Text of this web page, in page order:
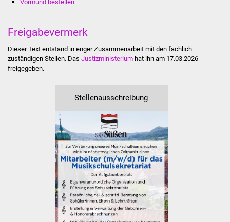
Dienstleistungen
Lebenslagen
Formulare
Bürgerinfos
Bildung
Vormund bestellen
Freigabevermerk
Dieser Text entstand in enger Zusammenarbeit mit den fachlich
zuständigen Stellen. Das Justizministeriumhat ihn am 17.03.2026
freigegeben.
Stellenausschreibung